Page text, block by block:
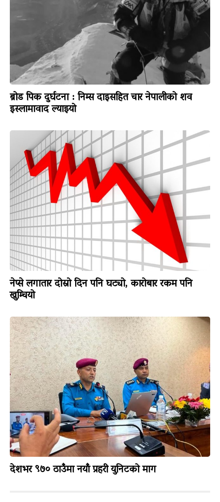
ब्रोड पिक दुर्घटना : निम्स दाइसहित चार नेपालीको शव
इस्लामावाद ल्याइयो
नेप्से लगातार दोस्रो दिन पनि घट्यो, कारोबार रकम पनि
खुम्चियो
देशभर ९७० ठाउँमा नयाँ प्रहरी युनिटको माग